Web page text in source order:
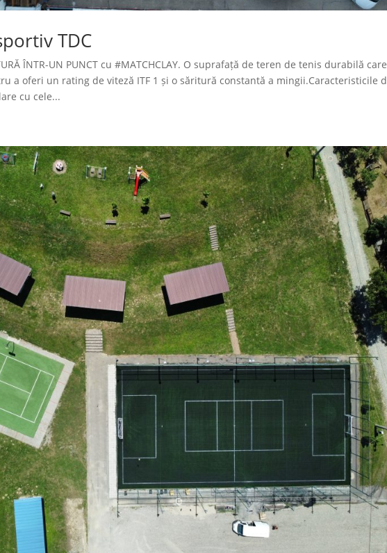
TDC
ÎNTR-UN PUNCT cu #MATCHCLAY. O suprafață de teren de tenis durabilă care
a oferi un rating de viteză ITF 1 și o săritură constantă a mingii.Caracteristicile
cu cele...